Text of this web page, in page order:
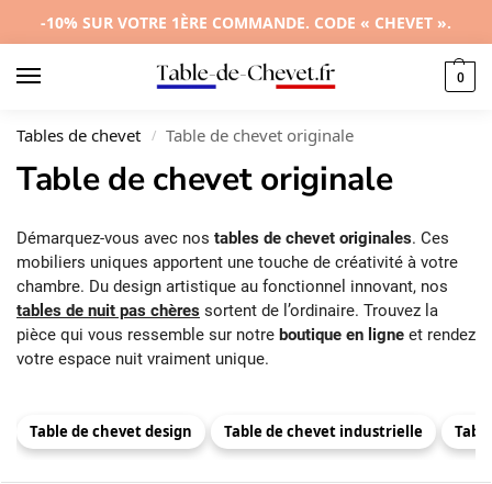
-10% SUR VOTRE 1ÈRE COMMANDE. CODE « CHEVET ».
0
Tables de chevet / Table de chevet originale
Table de chevet originale
Démarquez-vous avec nos tables de chevet originales. Ces
mobiliers uniques apportent une touche de créativité à votre
chambre. Du design artistique au fonctionnel innovant, nos
tables de nuit pas chères sortent de l’ordinaire. Trouvez la
pièce qui vous ressemble sur notre boutique en ligne et rendez
votre espace nuit vraiment unique.
Table de chevet design Table de chevet industrielle